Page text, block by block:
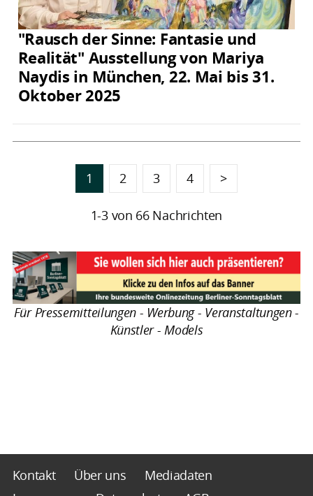
"Rausch der Sinne: Fantasie und
Realität" Ausstellung von Mariya
Naydis in München, 22. Mai bis 31.
Oktober 2025
1 2 3 4 >
1-3 von 66 Nachrichten
Für Pressemitteilungen - Werbung - Veranstaltungen -
Künstler - Models
Kontakt Über uns
Mediadaten